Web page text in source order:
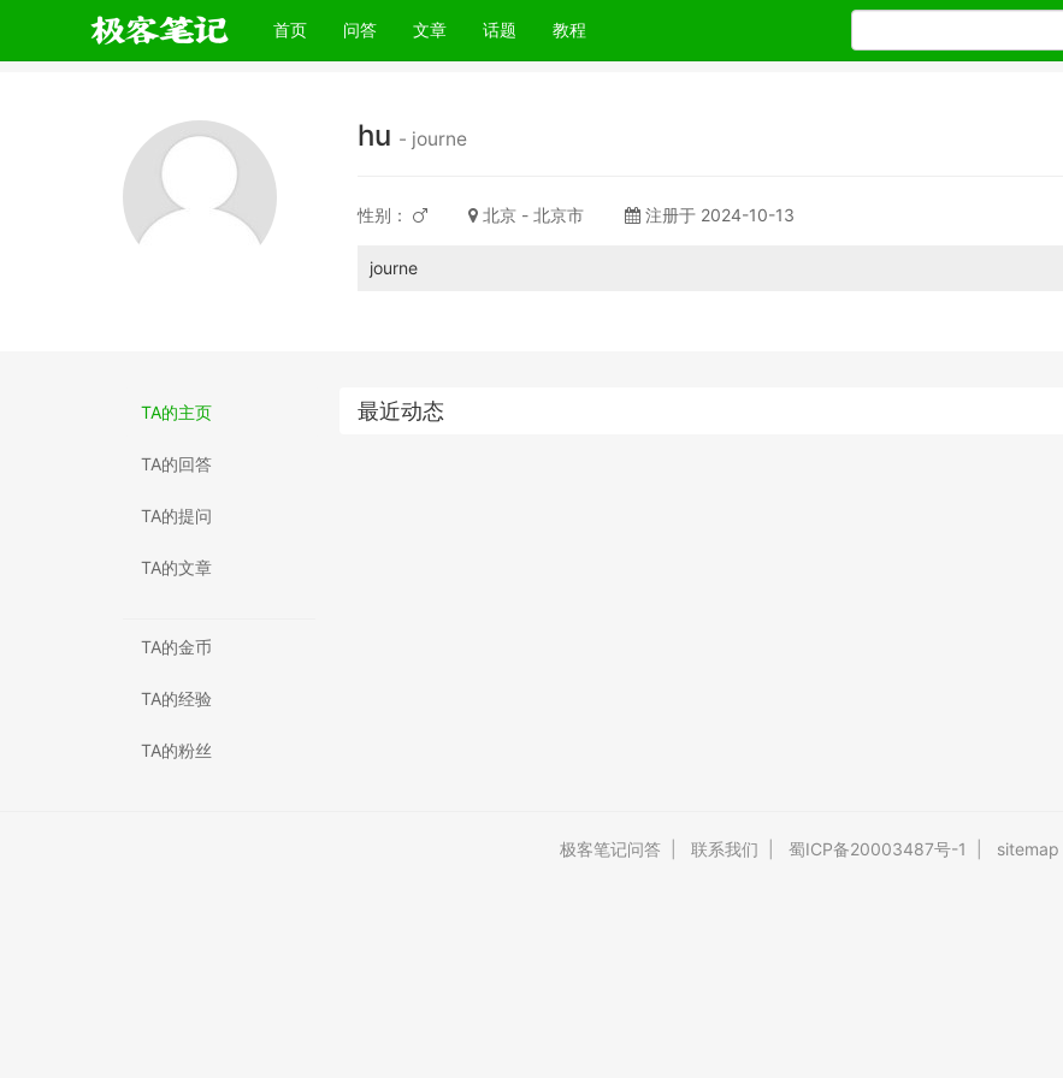
首页(current)
问答 文章 话题 教程
hu - journe
性别： 北京 - 北京市 注册于 2024-10-13
journe
TA的主页
TA的回答
TA的提问
TA的文章
TA的金币
TA的经验
TA的粉丝
最近动态
极客笔记问答 联系我们 蜀ICP备20003487号-1 sitemap